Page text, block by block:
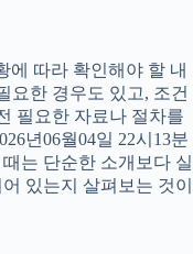
에 따라 확인해야 할 내
요한 경우도 있고, 조건
필요한 자료나 절차를
년06월04일 22시13분
는 단순한 소개보다 실
있는지 살펴보는 것이